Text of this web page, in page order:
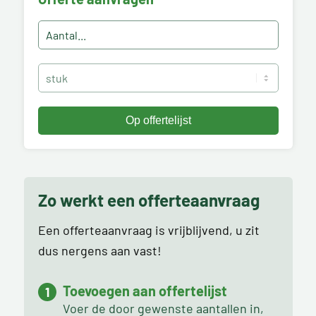
Zo werkt een offerteaanvraag
Een offerteaanvraag is vrijblijvend, u zit
dus nergens aan vast!
Toevoegen aan offertelijst
Voer de door gewenste aantallen in,